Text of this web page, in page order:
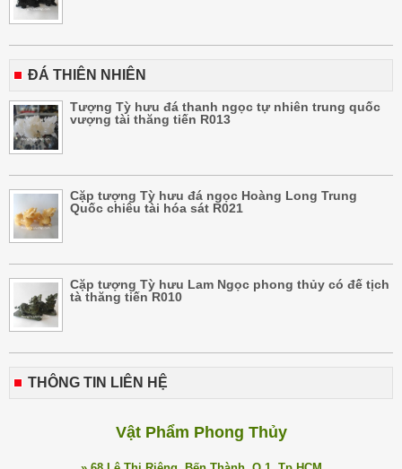
ĐÁ THIÊN NHIÊN
Tượng Tỳ hưu đá thanh ngọc tự nhiên trung quốc
vượng tài thăng tiến R013
Cặp tượng Tỳ hưu đá ngọc Hoàng Long Trung
Quốc chiêu tài hóa sát R021
Cặp tượng Tỳ hưu Lam Ngọc phong thủy có đế tịch
tà thăng tiến R010
THÔNG TIN LIÊN HỆ
Vật Phẩm Phong Thủy